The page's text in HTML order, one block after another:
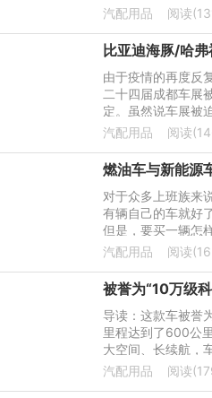
费者，还得通过打“
汽配用品 阅读
由于疫情的再度反
二十四届成都车展
定。虽然说车展被
为车展的推迟而推
汽配用品 阅读
对于众多上班族来
有辆自己的车就好
但是，要买一辆怎
蓄，二十万左右的
汽配用品 阅读
导读：这款车被誉
里程达到了600公
大空间、长续航，
车型不足15万！下
汽配用品 阅读